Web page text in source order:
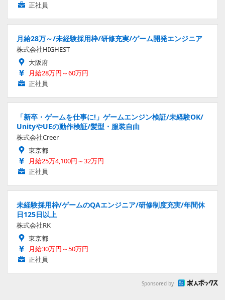
正社員
月給28万～/未経験採用枠/研修充実/ゲーム開発エンジニア
株式会社HIGHEST
大阪府
月給28万円～60万円
正社員
「新卒・ゲームを仕事に!」ゲームエンジン検証/未経験OK/
UnityやUEの動作検証/髪型・服装自由
株式会社Creer
東京都
月給25万4,100円～32万円
正社員
未経験採用枠/ゲームのQAエンジニア/研修制度充実/年間休
日125日以上
株式会社RK
東京都
月給30万円～50万円
正社員
Sponsored by